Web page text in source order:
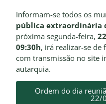
Informam-se todos os
pública extraordinária
próxima segunda-feira,
09:30h, irá realizar-se de
com transmissão no site
autarquia.
Ordem do dia
22/